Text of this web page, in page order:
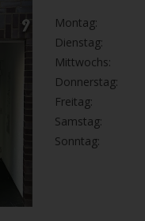
Montag:
Dienstag:
Mittwochs:
Donnerstag:
Freitag:
Samstag:
Sonntag: